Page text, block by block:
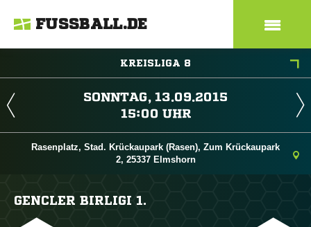
FUSSBALL.DE
KREISLIGA 8
 
 
Rasenplatz, Stad. Krückaupark (Rasen), Zum Krückaupark
2, 25337 Elmshorn
GENCLER BIRLIGI 1.